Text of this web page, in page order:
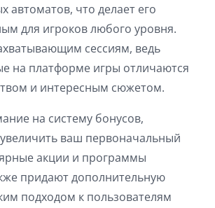
автоматов, что делает его
для игроков любого уровня.
сессиям, ведь
на платформе игры отличаются
и интересным сюжетом.
на систему бонусов,
ваш первоначальный
акции и программы
придают дополнительную
подходом к пользователям
font
font
links
Reset
cached